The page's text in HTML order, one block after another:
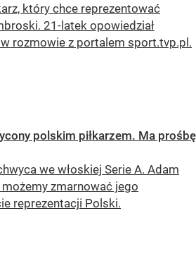
który chce reprezentować
21-latek opowiedział
rozmowie z portalem sport.tvp.pl.
polskim piłkarzem. Ma prośbę
we włoskiej Serie A. Adam
możemy zmarnować jego
reprezentacji Polski.